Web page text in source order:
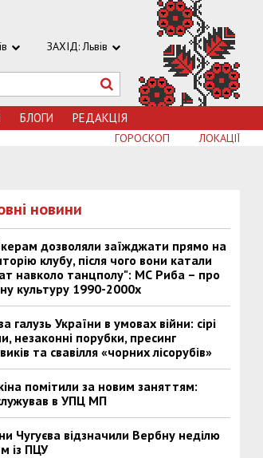
ЗАХІД: Львів
БЛОГИ РЕДАКЦІЯ
ЛОКАЦІЇ
ГОРОСКОП
новини
дозволяли заїжджати прямо на
клубу, після чого вони катали
навколо танцполу": МС Риба – про
культуру 1990-2000х
галузь України в умовах війни: сірі
незаконні порубки, пресинг
та свавілля «чорних лісорубів»
помітили за новим заняттям:
в УПЦ МП
Чугуєва відзначили Вербну неділю
із ПЦУ